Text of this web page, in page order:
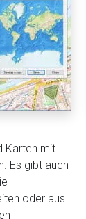
Karten mit
Es gibt auch
oder aus